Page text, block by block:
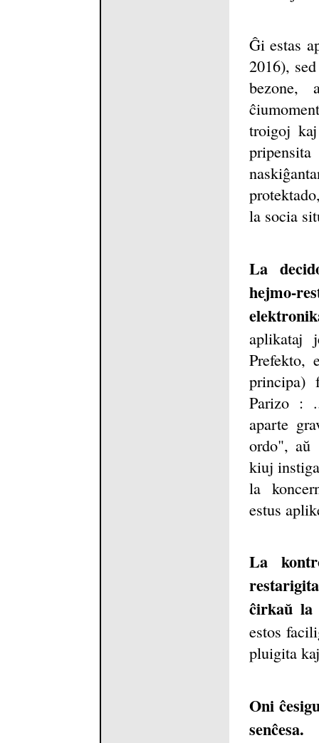
Ĝi estas
2016),
bezone,
troigoj
la socia
La
hejmo-
Prefekto,
Parizo :
aparte
ordo", aŭ
kiuj
la
estus
La
ĉirkaŭ la
estos
pluigita
Oni
senĉesa.